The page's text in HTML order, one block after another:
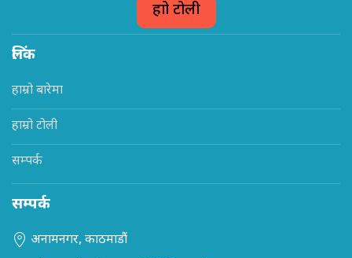
हाम्रो टोली
लिंक
हाम्रो बारेमा
हाम्रो टोली
सम्पर्क
सम्पर्क
अनामनगर, काठमाडौं